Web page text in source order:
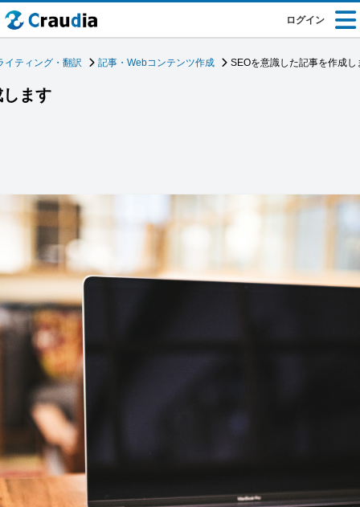
ログイン
イティング・翻訳 記事・Webコンテンツ作成 SEOを意識した記事を作成し
ます